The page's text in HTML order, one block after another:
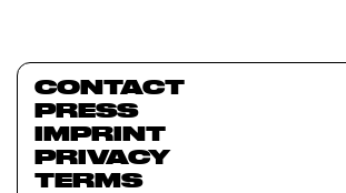
CONTACT
PRESS
IMPRINT
PRIVACY
TERMS